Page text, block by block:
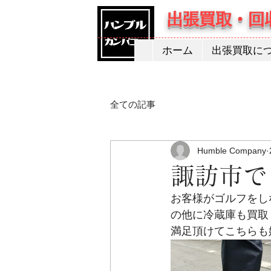
出張買取・回
ホーム 出張買取に
全ての記事
諏訪市
Humble Company
お客様がゴルフを
の他に冷蔵庫も買
満足頂けてこちら